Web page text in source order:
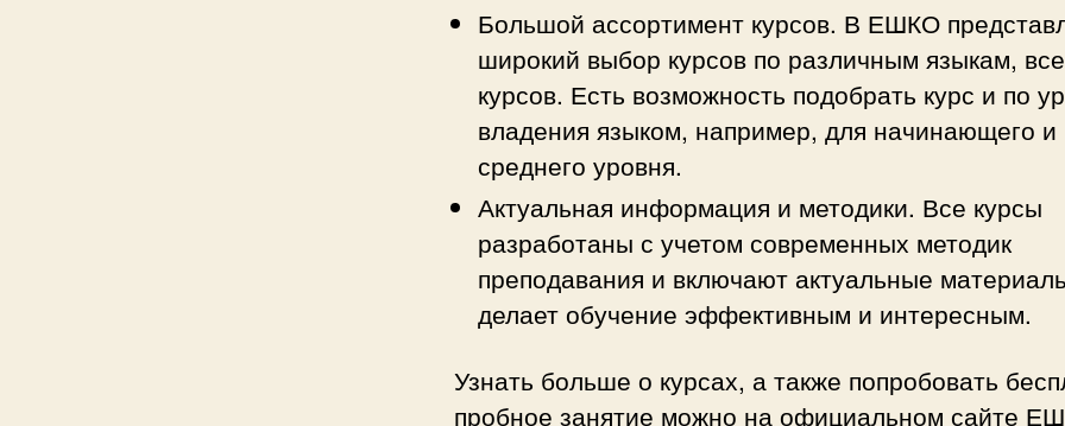
Большой ассортимент курсов. В ЕШКО
широкий выбор курсов по различным языкам,
курсов. Есть возможность подобрать курс и по
владения языком, например, для начинающего и
среднего уровня.
Актуальная информация и методики. Все курсы
разработаны с учетом современных методик
преподавания и включают актуальные
делает обучение эффективным и интересным.
Узнать больше о курсах, а также попробовать
пробное занятие можно на официальном сайте